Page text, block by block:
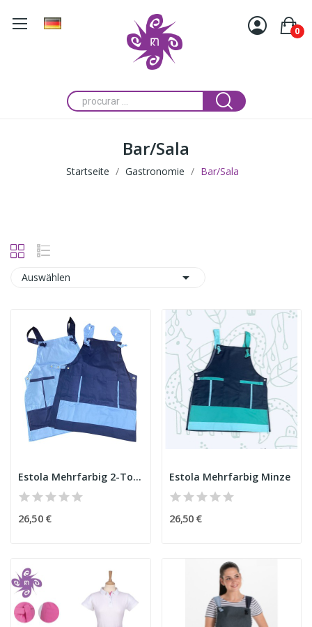
0
Bar/Sala
Startseite Gastronomie Bar/Sala
Auswählen 
Estola Mehrfarbig 2-Ton Blau
26,50 €
Estola Mehrfarbig Minze
26,50 €